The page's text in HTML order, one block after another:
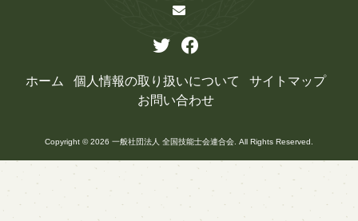
ホーム 個人情報の取り扱いについて
サイトマップ
お問い合わせ
Copyright © 2026 一般社団法人 全国技能士会連合会. All Rights Reserved.